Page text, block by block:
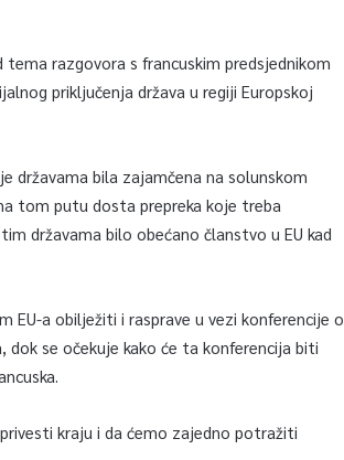
razgovora s francuskim predsjednikom
priključenja država u regiji Europskoj
državama bila zajamčena na solunskom
tom putu dosta prepreka koje treba
državama bilo obećano članstvo u EU kad
EU-a obilježiti i rasprave u vezi konferencije o
dok se očekuje kako će ta konferencija biti
kraju i da ćemo zajedno potražiti